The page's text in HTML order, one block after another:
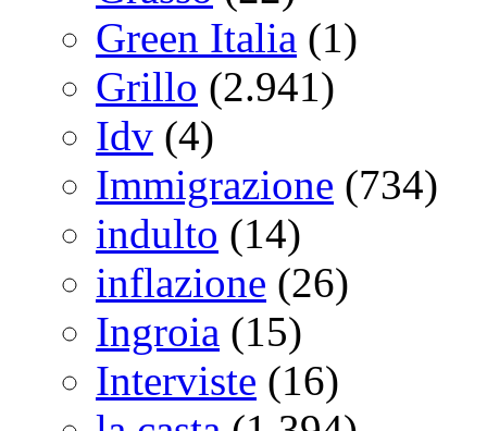
Green Italia (1)
Grillo (2.941)
Idv (4)
Immigrazione (734)
indulto (14)
inflazione (26)
Ingroia (15)
Interviste (16)